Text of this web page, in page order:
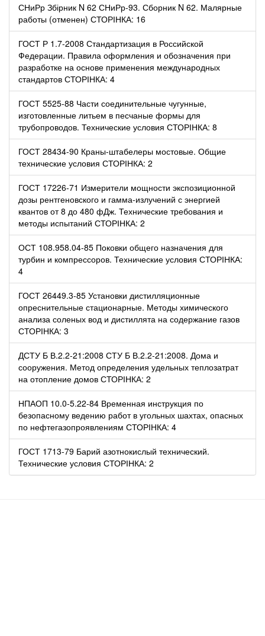
СНиРр Збірник N 62 СНиРр-93. Сборник N 62. Малярные
работы (отменен) СТОРІНКА: 16
ГОСТ Р 1.7-2008 Стандартизация в Российской
Федерации. Правила оформления и обозначения при
разработке на основе применения международных
стандартов СТОРІНКА: 4
ГОСТ 5525-88 Части соединительные чугунные,
изготовленные литьем в песчаные формы для
трубопроводов. Технические условия СТОРІНКА: 8
ГОСТ 28434-90 Краны-штабелеры мостовые. Общие
технические условия СТОРІНКА: 2
ГОСТ 17226-71 Измерители мощности экспозиционной
дозы рентгеновского и гамма-излучений с энергией
квантов от 8 до 480 фДж. Технические требования и
методы испытаний СТОРІНКА: 2
ОСТ 108.958.04-85 Поковки общего назначения для
турбин и компрессоров. Технические условия СТОРІНКА:
4
ГОСТ 26449.3-85 Установки дистилляционные
опреснительные стационарные. Методы химического
анализа соленых вод и дистиллята на содержание газов
СТОРІНКА: 3
ДСТУ Б В.2.2-21:2008 СТУ Б В.2.2-21:2008. Дома и
сооружения. Метод определения удельных теплозатрат
на отопление домов СТОРІНКА: 2
НПАОП 10.0-5.22-84 Временная инструкция по
безопасному ведению работ в угольных шахтах, опасных
по нефтегазопроявлениям СТОРІНКА: 4
ГОСТ 1713-79 Барий азотнокислый технический.
Технические условия СТОРІНКА: 2